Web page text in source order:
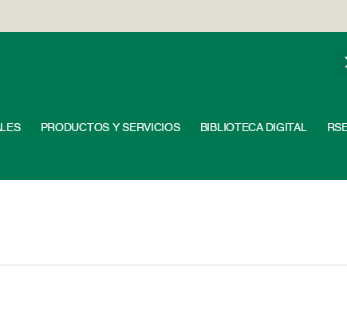
PRODUCTOS Y SERVICIOS BIBLIOTECA DIGITAL